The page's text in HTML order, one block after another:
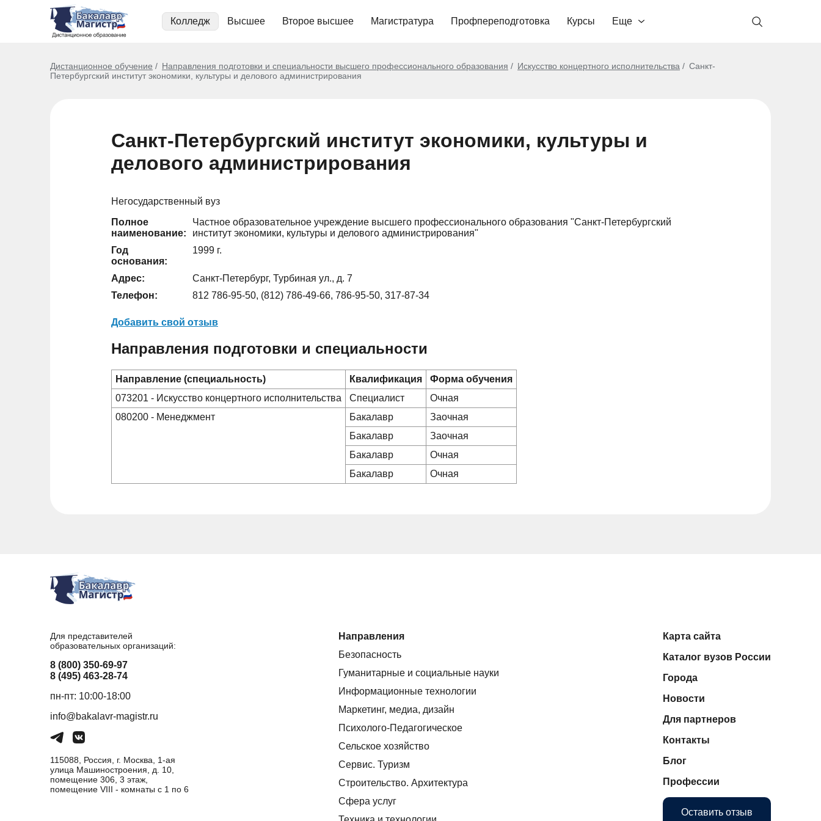
Колледж Высшее Второе высшее Магистратура Профпереподготовка Курсы Еще
Дистанционное обучение Направления подготовки и специальности высшего профессионального образования Искусство концертного исполнительства
Санкт-
Петербургский институт экономики, культуры и делового администрирования
Санкт-Петербургский институт экономики, культуры и
делового администрирования
Негосударственный вуз
Полное
наименование:
Частное образовательное учреждение высшего профессионального образования "Санкт-Петербургский
институт экономики, культуры и делового администрирования"
Год
основания:
1999 г.
Адрес:
Санкт-Петербург, Турбиная ул., д. 7
Телефон:
812 786-95-50, (812) 786-49-66, 786-95-50, 317-87-34
Добавить свой отзыв
Направления подготовки и специальности
Направление (специальность) Квалификация
Форма обучения
073201 - Искусство концертного исполнительства
Специалист
Очная
080200 - Менеджмент
Бакалавр
Заочная
Бакалавр
Заочная
Бакалавр
Очная
Бакалавр
Очная
Для представителей
образовательных организаций:
8 (800) 350-69-97
8 (495) 463-28-74
пн-пт: 10:00-18:00
info@bakalavr-magistr.ru
115088, Россия, г. Москва, 1-ая
улица Машиностроения, д. 10,
помещение 306, 3 этаж,
помещение VIII - комнаты с 1 по 6
Направления
Безопасность
Гуманитарные и социальные науки
Информационные технологии
Маркетинг, медиа, дизайн
Психолого-Педагогическое
Сельское хозяйство
Сервис. Туризм
Строительство. Архитектура
Сфера услуг
Карта сайта
Каталог вузов России
Города
Новости
Для партнеров
Контакты
Блог
Профессии
Оставить отзыв